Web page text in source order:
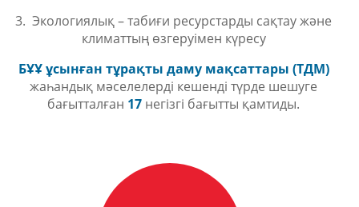
3. Экологиялық– табиғи ресурстарды сақтау және
климаттың өзгеруімен күресу
БҰҰ ұсынған тұрақты даму мақсаттары (ТДМ)
жаһандық мәселелерді кешенді түрде шешуге
бағытталған 17 негізгі бағытты қамтиды.